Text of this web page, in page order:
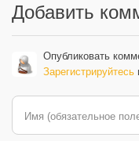
Добавить
Опубликовать
Зарегистрируйтесь
Имя (обязательное